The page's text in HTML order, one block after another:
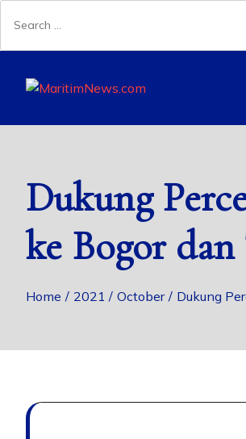
Dukung
ke Bogor dan
Home 2021 October Dukung